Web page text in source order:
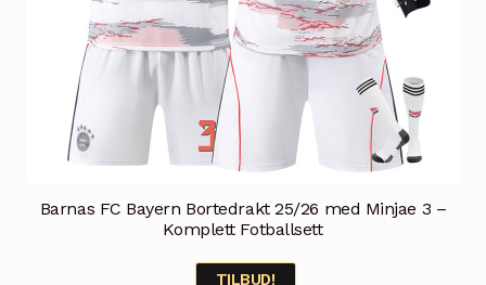
Barnas FC Bayern Bortedrakt 25/26 med Minjae 3 –
Komplett Fotballsett
TILBUD!